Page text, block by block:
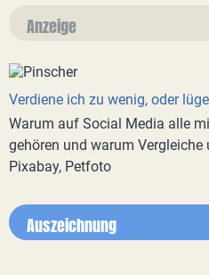
Anzeige
Verdiene ich zu wenig, oder
Warum auf Social Media alle
gehören und warum
Pixabay, Petfoto
Auszeichnung